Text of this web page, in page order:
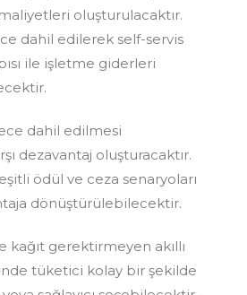
oluşturulacaktır.
dahil edilerek self-servis
ile işletme giderleri
dahil edilmesi
dezavantaj oluşturacaktır.
ödül ve ceza senaryoları
dönüştürülebilecektir.
kağıt gerektirmeyen akıllı
tüketici kolay bir şekilde